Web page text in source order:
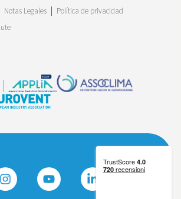
Notas Legales
Política de privacidad